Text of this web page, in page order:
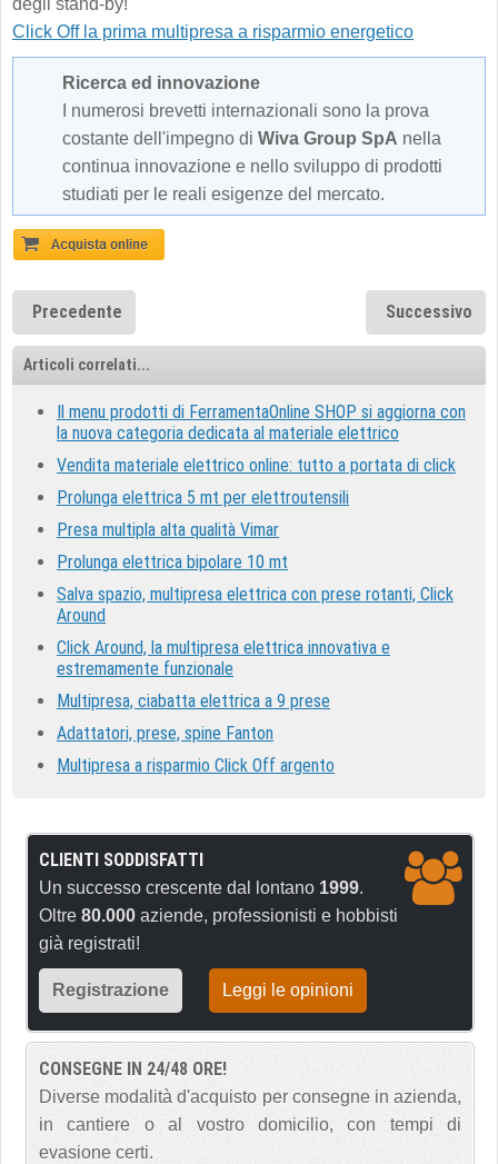
degli stand-by!
Click Off la prima multipresa a risparmio energetico
Ricerca ed innovazione
I numerosi brevetti internazionali sono la prova
costante dell'impegno di Wiva Group SpA nella
continua innovazione e nello sviluppo di prodotti
studiati per le reali esigenze del mercato.
Precedente Successivo
Articoli correlati...
Il menu prodotti di FerramentaOnline SHOP si aggiorna con
la nuova categoria dedicata al materiale elettrico
Vendita materiale elettrico online: tutto a portata di click
Prolunga elettrica 5 mt per elettroutensili
Presa multipla alta qualità Vimar
Prolunga elettrica bipolare 10 mt
Salva spazio, multipresa elettrica con prese rotanti, Click
Around
Click Around, la multipresa elettrica innovativa e
estremamente funzionale
Multipresa, ciabatta elettrica a 9 prese
Adattatori, prese, spine Fanton
Multipresa a risparmio Click Off argento
CLIENTI SODDISFATTI
Un successo crescente dal lontano 1999.
Oltre 80.000 aziende, professionisti e hobbisti
già registrati!
Registrazione Leggi le opinioni
CONSEGNE IN 24/48 ORE!
Diverse modalità d'acquisto per consegne in azienda,
in cantiere o al vostro domicilio, con tempi di
evasione certi.